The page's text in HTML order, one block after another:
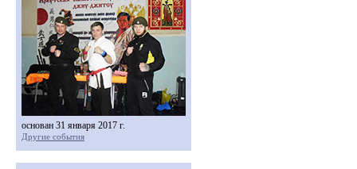
основан 31 января 2017 г.
Другие события